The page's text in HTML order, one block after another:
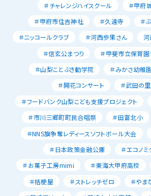
＃チャレンジハイスクール
＃甲府
＃甲府市住吉神社
＃久遠寺
＃
＃ニッコールクラブ
＃河西歩果さん
＃信玄公まつり
＃甲斐市立保育園
＃山梨ことぶき勧学院
＃みかさ幼稚
＃開花コンサート
＃武田の
＃フードバンク山梨こども支援プロジェクト
＃市川三郷町町民合唱祭
＃田富北小
＃NNS旗争奪レディースソフトボール大会
＃日本政策金融公庫
＃エコノ
＃お菓子工房mimi
＃東海大甲府高校
＃桔梗屋
＃ストレッチゼロ
＃やま